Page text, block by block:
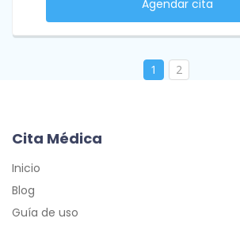
Agendar cita
1 2
Cita Médica
Inicio
Blog
Guía de uso